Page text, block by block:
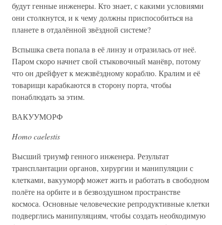
будут генные инженеры. Кто знает, с какими условиями
они столкнутся, и к чему должны приспособиться на
планете в отдалённой звёздной системе?
Вспышка света попала в её линзу и отразилась от неё.
Паром скоро начнет свой стыковочный манёвр, потому
что он дрейфует к межзвёздному кораблю. Кралим и её
товарищи карабкаются в сторону порта, чтобы
понаблюдать за этим.
ВАКУУМОРФ
Homo caelestis
Высший триумф генного инженера. Результат
трансплантации органов, хирургии и манипуляции с
клетками, вакууморф может жить и работать в свободном
полёте на орбите и в безвоздушном пространстве
космоса. Основные человеческие репродуктивные клетки
подверглись манипуляциям, чтобы создать необходимую